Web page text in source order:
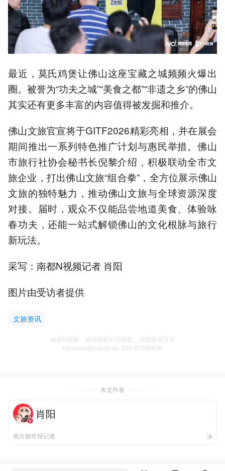
最近，莫氏鸡煲让佛山这座宝藏之城频频火爆出
圈。被誉为“功夫之城”“美食之都”“非遗之乡”的佛山
其实还有更多丰富的内容值得被发掘和推介。
佛山文旅官宣将于GITF2026精彩亮相，并在展会
期间推出一系列特色推广计划与惠民举措。佛山
市旅行社协会秘书长倪黎介绍，积极联动全市文
旅企业，打出佛山文旅“组合拳”，全方位展示佛山
文旅的独特魅力，推动佛山文旅与全球资源深度
对接。届时，观众不仅能品尝地道美食、体验咏
春功夫，还能一站式解锁佛山的文化根脉与旅行
新玩法。
采写：南都N视频记者 肖阳
图片由受访者提供
文旅资讯
南都N视频，未经授权不得转载、授权联系方式
banquan@nandu.cc. 020-87006626
本文作者
肖阳
南方都市报记者